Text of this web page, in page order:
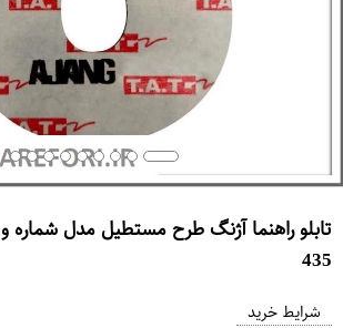
435
م
شرایط خرید